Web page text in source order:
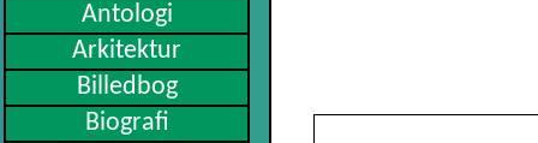
Antologi
Arkitektur
Billedbog
Biografi